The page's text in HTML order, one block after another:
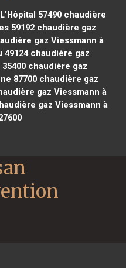
57490chaudière
59192chaudière gaz
gaz Viessmann à
49124chaudière gaz
chaudière gaz
87700chaudière gaz
gaz Viessmann à
gaz Viessmann à